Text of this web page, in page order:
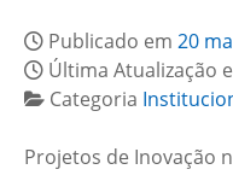
Publicado em 20
Última Atualização
Categoria
Projetos de Inovação